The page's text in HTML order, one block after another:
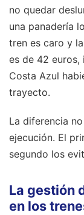
no quedar
una panadería
tren es caro y
es de 42 euros,
Costa Azul
trayecto.
La diferencia
ejecución. El
segundo los
La gestión
en los